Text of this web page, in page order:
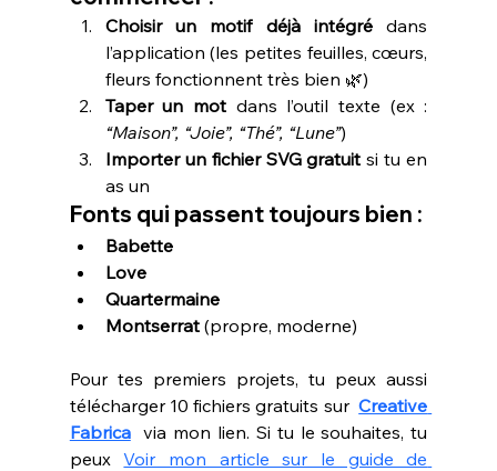
Choisir un motif déjà intégré dans
l’application (les petites feuilles, cœurs,
fleurs fonctionnent très bien 🌿)
Taper un mot
“Maison”, “Joie”, “Thé”, “Lune”)
Importer un fichier SVG gratuit si tu en
as un
Fonts qui passent toujours bien :
Babette
Love
Quartermaine
Montserrat (propre, moderne)
Pour tes premiers projets, tu peux aussi
télécharger 10 fichiers gratuits sur Creative
Fabrica
  via mon lien. Si tu le souhaites, tu
peux Voir mon article sur le guide de